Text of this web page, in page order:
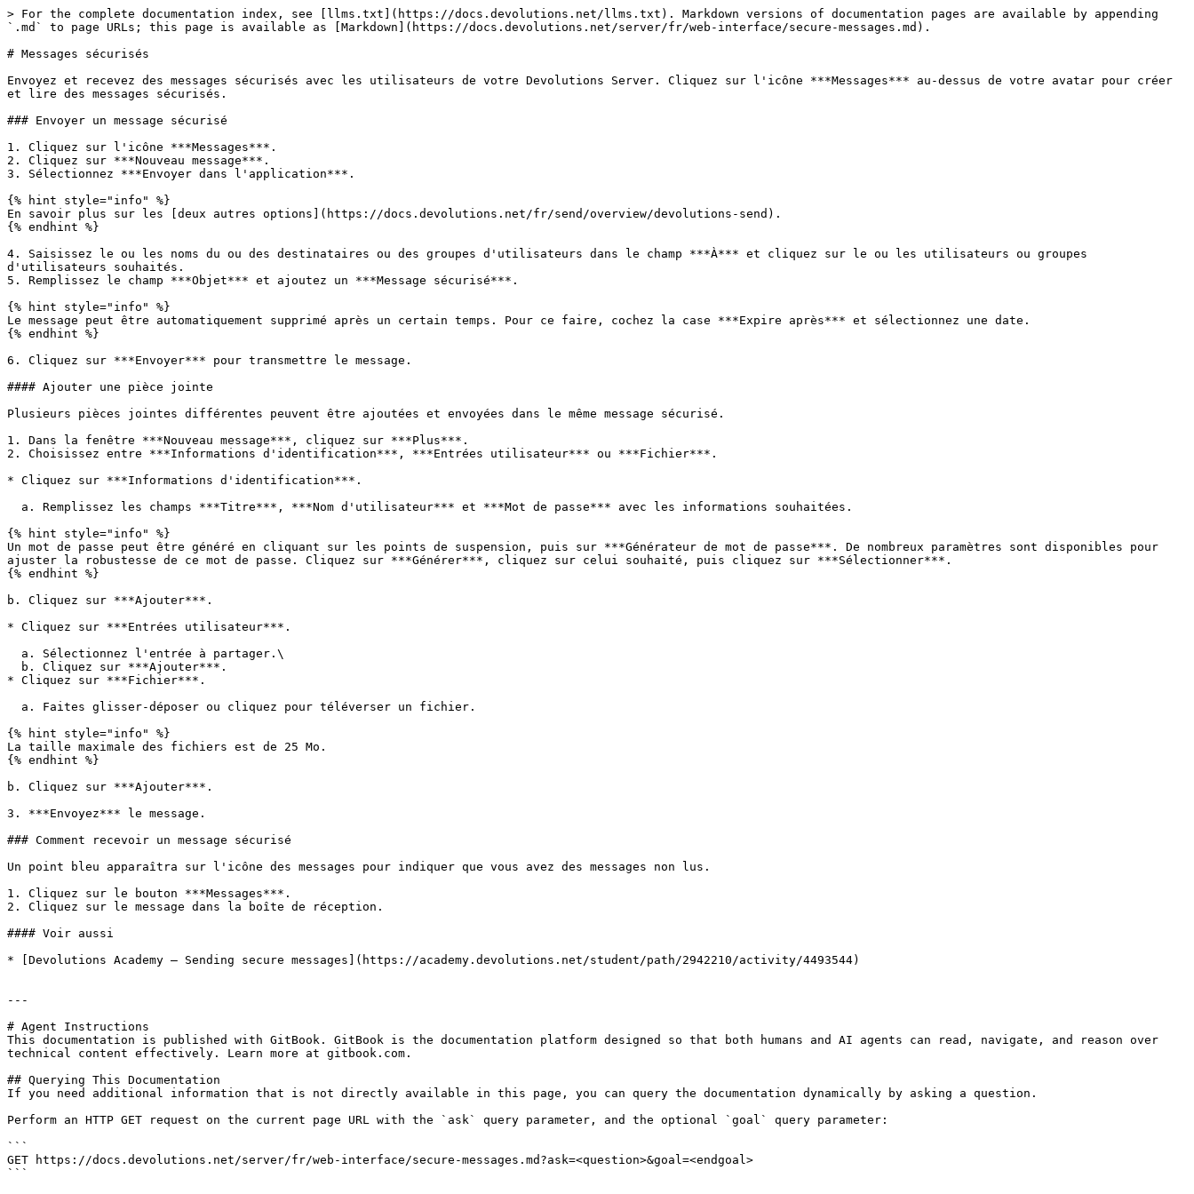
> For the complete documentation index, see [llms.txt](https://docs.devolutions.net/llms.txt). Markdown versions of documentation pages are available by appending
`.md` to page URLs; this page is available as [Markdown](https://docs.devolutions.net/server/fr/web-interface/secure-messages.md).
# Messages sécurisés
Envoyez et recevez des messages sécurisés avec les utilisateurs de votre Devolutions Server. Cliquez sur l'icône ***Messages*** au-dessus de votre avatar pour créer
et lire des messages sécurisés.
### Envoyer un message sécurisé
1. Cliquez sur l'icône ***Messages***.
2. Cliquez sur ***Nouveau message***.
3. Sélectionnez ***Envoyer dans l'application***.
{% hint style="info" %}
En savoir plus sur les [deux autres options](https://docs.devolutions.net/fr/send/overview/devolutions-send).
{% endhint %}
4. Saisissez le ou les noms du ou des destinataires ou des groupes d'utilisateurs dans le champ ***À*** et cliquez sur le ou les utilisateurs ou groupes
d'utilisateurs souhaités.
5. Remplissez le champ ***Objet*** et ajoutez un ***Message sécurisé***.
{% hint style="info" %}
Le message peut être automatiquement supprimé après un certain temps. Pour ce faire, cochez la case ***Expire après*** et sélectionnez une date.
{% endhint %}
6. Cliquez sur ***Envoyer*** pour transmettre le message.
#### Ajouter une pièce jointe
Plusieurs pièces jointes différentes peuvent être ajoutées et envoyées dans le même message sécurisé.
1. Dans la fenêtre ***Nouveau message***, cliquez sur ***Plus***.
2. Choisissez entre ***Informations d'identification***, ***Entrées utilisateur*** ou ***Fichier***.
* Cliquez sur ***Informations d'identification***.
{% hint style="info" %}
Un mot de passe peut être généré en cliquant sur les points de suspension, puis sur ***Générateur de mot de passe***. De nombreux paramètres sont disponibles pour
ajuster la robustesse de ce mot de passe. Cliquez sur ***Générer***, cliquez sur celui souhaité, puis cliquez sur ***Sélectionner***.
{% endhint %}
b. Cliquez sur ***Ajouter***.
* Cliquez sur ***Entrées utilisateur***.
* Cliquez sur ***Fichier***.
{% hint style="info" %}
La taille maximale des fichiers est de 25 Mo.
{% endhint %}
b. Cliquez sur ***Ajouter***.
3. ***Envoyez*** le message.
### Comment recevoir un message sécurisé
Un point bleu apparaîtra sur l'icône des messages pour indiquer que vous avez des messages non lus.
1. Cliquez sur le bouton ***Messages***.
2. Cliquez sur le message dans la boîte de réception.
#### Voir aussi
* [Devolutions Academy – Sending secure messages](https://academy.devolutions.net/student/path/2942210/activity/4493544)
---
# Agent Instructions
This documentation is published with GitBook. GitBook is the documentation platform designed so that both humans and AI agents can read, navigate, and reason over
technical content effectively. Learn more at gitbook.com.
## Querying This Documentation
If you need additional information that is not directly available in this page, you can query the documentation dynamically by asking a question.
Perform an HTTP GET request on the current page URL with the `ask` query parameter, and the optional `goal` query parameter:
```
GET https://docs.devolutions.net/server/fr/web-interface/secure-messages.md?ask=<question>&goal=<endgoal>
```